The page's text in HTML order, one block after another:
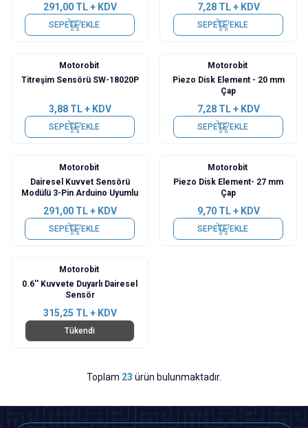
291,00TL + KDV
SEPETE EKLE
7,28TL + KDV
SEPETE EKLE
Motorobit
Titreşim Sensörü SW-18020P
3,88TL + KDV
SEPETE EKLE
Motorobit
Piezo Disk Element - 20 mm
Çap
7,28TL + KDV
SEPETE EKLE
Motorobit
Dairesel Kuvvet Sensörü
Modülü 3-Pin Arduino Uyumlu
291,00TL + KDV
SEPETE EKLE
Motorobit
Piezo Disk Element- 27 mm
Çap
9,70TL + KDV
SEPETE EKLE
Motorobit
0.6'' Kuvvete Duyarlı Dairesel
Sensör
315,25 TL + KDV
Tükendi
Toplam 23 ürün bulunmaktadır.